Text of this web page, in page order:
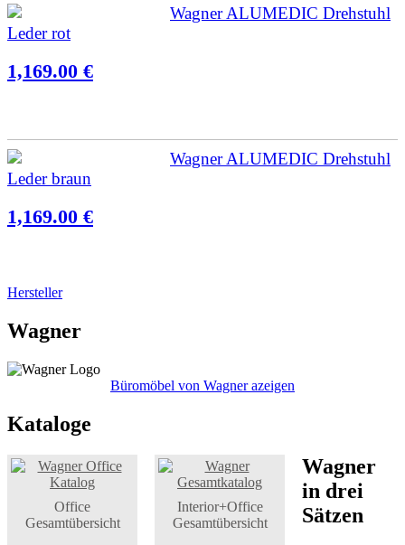
Wagner ALUMEDIC Drehstuhl
Leder rot
1,169.00 €
Wagner ALUMEDIC Drehstuhl
Leder braun
1,169.00 €
Hersteller
Wagner
Büromöbel von Wagner azeigen
Kataloge
Office
Gesamtübersicht
Interior+Office
Gesamtübersicht
Wagner
in drei
Sätzen